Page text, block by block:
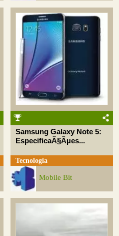
Samsung Galaxy Note 5:
EspecificaÃ§Ãµes...
Tecnologia
Mobile Bit